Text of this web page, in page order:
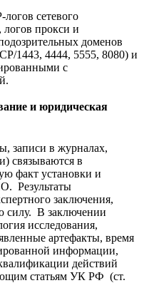
сетевого
логов прокси и
доменов
1443, 4444, 5555, 8080) и
с
и юридическая
записи в журналах,
связываются в
факт установки и
Результаты
заключения,
силу. В заключении
исследования,
артефакты, время
информации,
действий
статьям УК РФ (ст.